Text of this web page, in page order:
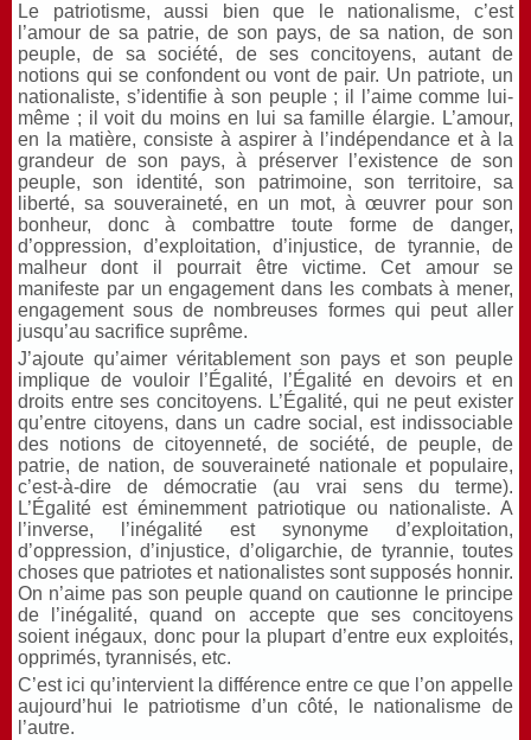
Le patriotisme, aussi bien que le nationalisme, c’est
l’amour de sa patrie, de son pays, de sa nation, de son
peuple, de sa société, de ses concitoyens, autant de
notions qui se confondent ou vont de pair. Un patriote, un
nationaliste, s’identifie à son peuple ; il l’aime comme lui-
même ; il voit du moins en lui sa famille élargie. L’amour,
en la matière, consiste à aspirer à l’indépendance et à la
grandeur de son pays, à préserver l’existence de son
peuple, son identité, son patrimoine, son territoire, sa
liberté, sa souveraineté, en un mot, à œuvrer pour son
bonheur, donc à combattre toute forme de danger,
d’oppression, d’exploitation, d’injustice, de tyrannie, de
malheur dont il pourrait être victime. Cet amour se
manifeste par un engagement dans les combats à mener,
engagement sous de nombreuses formes qui peut aller
jusqu’au sacrifice suprême.
J’ajoute qu’aimer véritablement son pays et son peuple
implique de vouloir l’Égalité, l’Égalité en devoirs et en
droits entre ses concitoyens. L’Égalité, qui ne peut exister
qu’entre citoyens, dans un cadre social, est indissociable
des notions de citoyenneté, de société, de peuple, de
patrie, de nation, de souveraineté nationale et populaire,
c’est-à-dire de démocratie (au vrai sens du terme).
L’Égalité est éminemment patriotique ou nationaliste. A
l’inverse, l’inégalité est synonyme d’exploitation,
d’oppression, d’injustice, d’oligarchie, de tyrannie, toutes
choses que patriotes et nationalistes sont supposés honnir.
On n’aime pas son peuple quand on cautionne le principe
de l’inégalité, quand on accepte que ses concitoyens
soient inégaux, donc pour la plupart d’entre eux exploités,
opprimés, tyrannisés, etc.
C’est ici qu’intervient la différence entre ce que l’on appelle
aujourd’hui le patriotisme d’un côté, le nationalisme de
l’autre.